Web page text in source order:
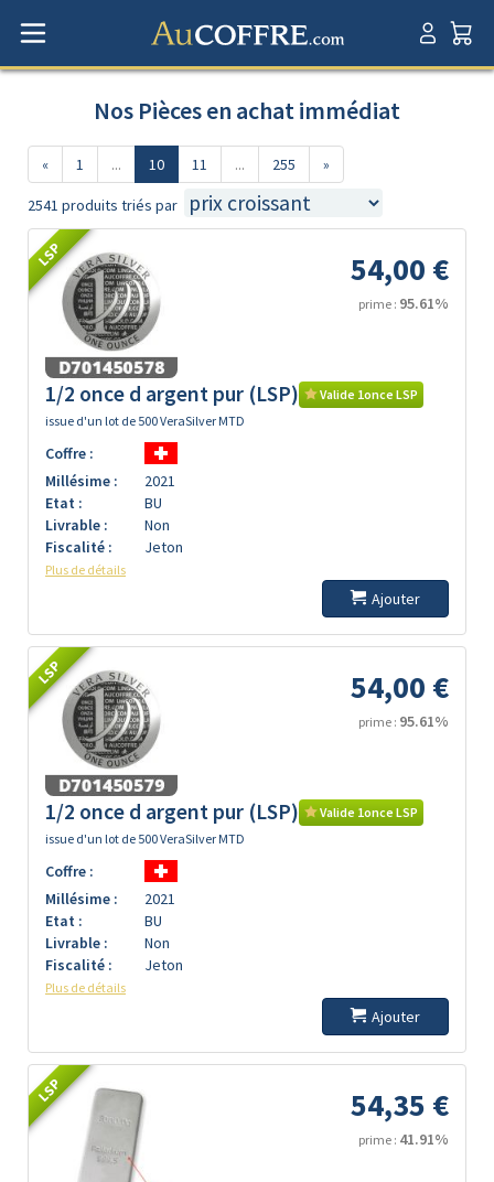
Nos Pièces en achat immédiat
« 1 ... 10 11 ... 255 »
2541 produits triés par
LSP 54,00 €
prime : 95.61%
1/2 once d argent pur (LSP)
Valide 1once LSP
issue d'un lot de 500 VeraSilver MTD
Coffre :
Millésime :
2021
Etat :
BU
Livrable :
Non
Fiscalité :
Jeton
Plus de détails
Ajouter
LSP 54,00 €
prime : 95.61%
1/2 once d argent pur (LSP)
Valide 1once LSP
issue d'un lot de 500 VeraSilver MTD
Coffre :
Millésime :
2021
Etat :
BU
Livrable :
Non
Fiscalité :
Jeton
Plus de détails
Ajouter
LSP 54,35 €
prime : 41.91%